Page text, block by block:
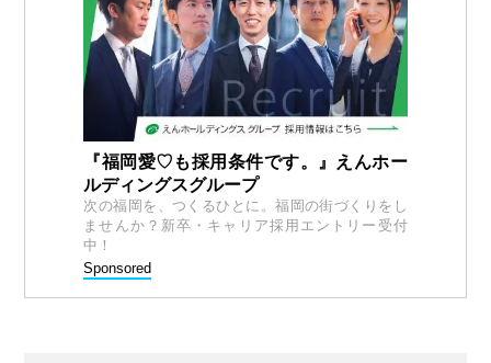
『福岡愛♡も採用条件です。』えんホー
ルディングスグループ
次の福岡を、つくるひとに。福岡の街づくりをし
ませんか？新卒・キャリア採用エントリー受付
中！
Sponsored